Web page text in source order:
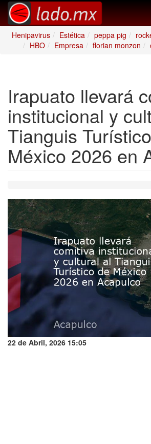
Henipavirus
Estética peppa pig
HBO
Empresa florian monzon
Irapuato llevará
institucional y
Tianguis
México 2026 en
22 de Abril, 2026 15:05